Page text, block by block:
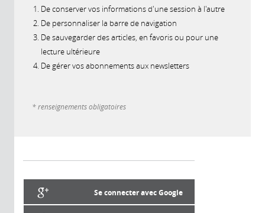
De conserver vos informations d'une session à l'autre
De personnaliser la barre de navigation
De sauvegarder des articles, en favoris ou pour une
lecture ultérieure
De gérer vos abonnements aux newsletters
* renseignements obligatoires
Se connecter avec Google